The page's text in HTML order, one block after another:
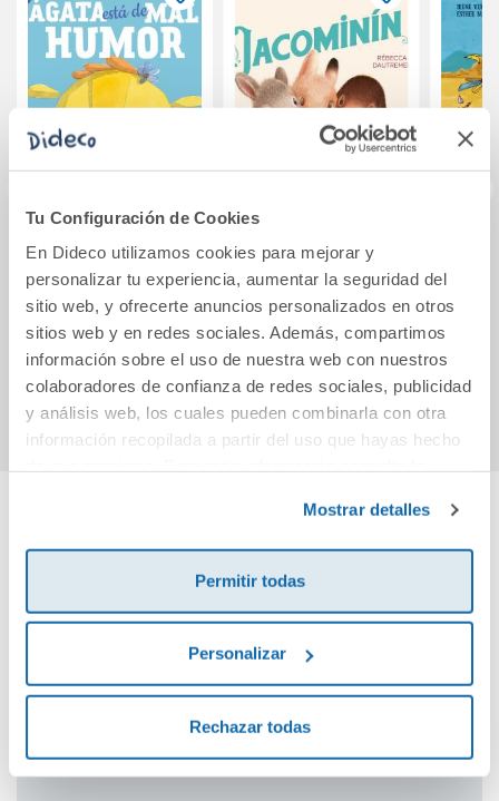
Tu Configuración de Cookies
En Dideco utilizamos cookies para mejorar y
personalizar tu experiencia, aumentar la seguridad del
sitio web, y ofrecerte anuncios personalizados en otros
sitios web y en redes sociales. Además, compartimos
información sobre el uso de nuestra web con nuestros
colaboradores de confianza de redes sociales, publicidad
y análisis web, los cuales pueden combinarla con otra
información recopilada a partir del uso que hayas hecho
Mostrar detalles
Permitir todas
Personalizar
Rechazar todas
Ágata está de mal
humor
12,60€
Comprar
Jacominín
17,40€
Comprar
Cuéntanos tu opinión
Debes iniciar sesión para poder valorarlo